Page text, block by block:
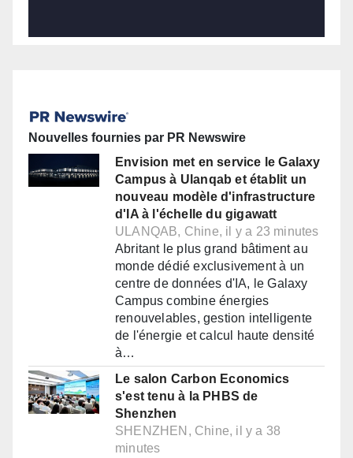
Nouvelles fournies par PR Newswire
Envision met en service le Galaxy
Campus à Ulanqab et établit un
nouveau modèle d'infrastructure
d'IA à l'échelle du gigawatt
ULANQAB, Chine, il y a 23 minutes
Abritant le plus grand bâtiment au
monde dédié exclusivement à un
centre de données d'IA, le Galaxy
Campus combine énergies
renouvelables, gestion intelligente
de l'énergie et calcul haute densité
à…
Le salon Carbon Economics
s'est tenu à la PHBS de
Shenzhen
SHENZHEN, Chine, il y a 38
minutes